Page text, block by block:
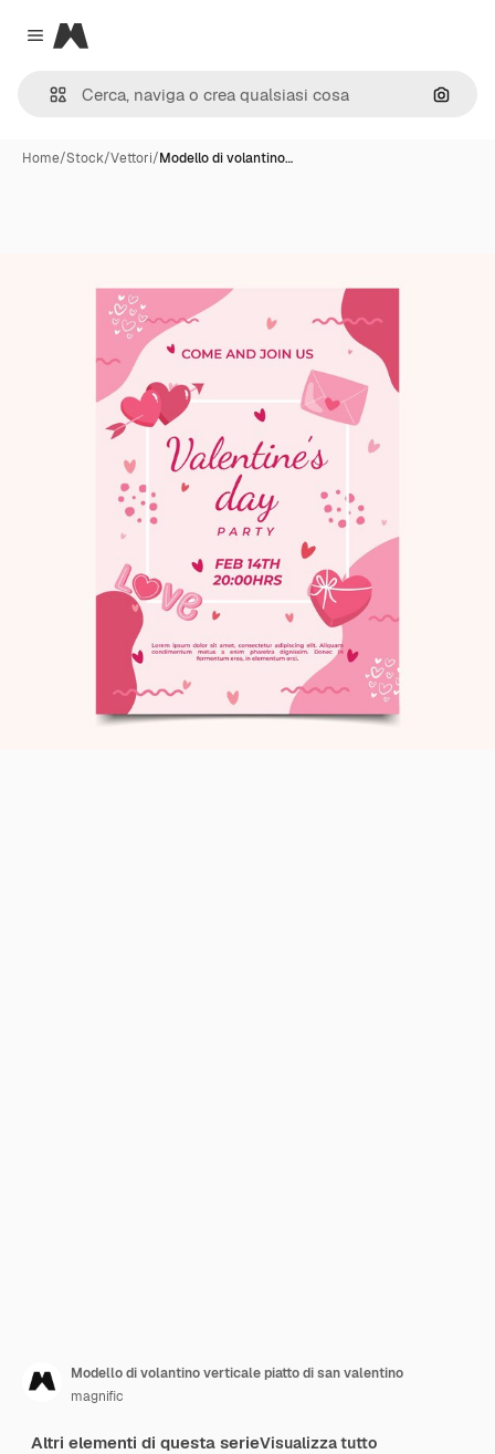
Close menu
Magnific
Cerca
Home/Stock/Vettori/Modello di volantino…
Modello di volantino verticale piatto di san valentino
magnific
Altri elementi di questa serieVisualizza tutto